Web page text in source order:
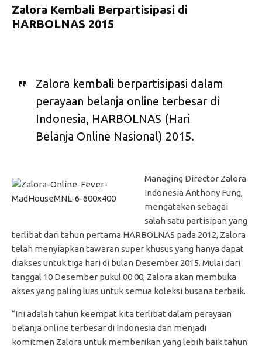
Zalora Kembali Berpartisipasi di
HARBOLNAS 2015
Zalora kembali berpartisipasi dalam
perayaan belanja online terbesar di
Indonesia, HARBOLNAS (Hari
Belanja Online Nasional) 2015.
Managing Director Zalora
Indonesia Anthony Fung,
mengatakan sebagai
salah satu partisipan yang
terlibat dari tahun pertama HARBOLNAS pada 2012, Zalora
telah menyiapkan tawaran super khusus yang hanya dapat
diakses untuk tiga hari di bulan Desember 2015. Mulai dari
tanggal 10 Desember pukul 00.00, Zalora akan membuka
akses yang paling luas untuk semua koleksi busana terbaik.
“Ini adalah tahun keempat kita terlibat dalam perayaan
belanja online terbesar di Indonesia dan menjadi
komitmen Zalora untuk memberikan yang lebih baik tahun